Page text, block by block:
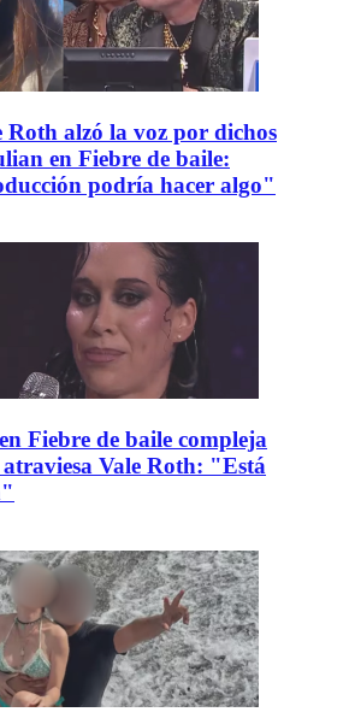
alzó la voz por dichos
en Fiebre de baile:
podría hacer algo"
Fiebre de baile compleja
Vale Roth: "Está